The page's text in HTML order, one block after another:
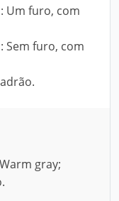
Um furo, com
Sem furo, com
gray;